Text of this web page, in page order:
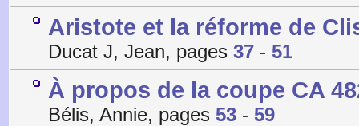
Aristote et la réforme de
Ducat J, Jean, pages 37 - 51
À propos de la coupe CA
Bélis, Annie, pages 53 - 59